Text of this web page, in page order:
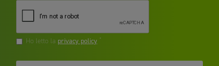
Ho letto la privacy policy *